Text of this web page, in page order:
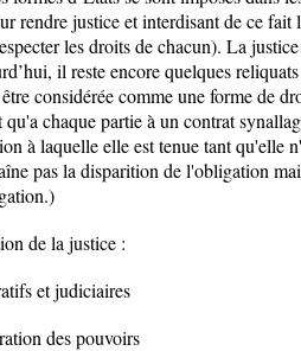
rendre justice et interdisant de ce
les droits de chacun). La
il reste encore quelques
considérée comme une forme de
chaque partie à un contrat
à laquelle elle est tenue tant qu'elle
pas la disparition de l'obligation
de la justice :
et judiciaires
des pouvoirs